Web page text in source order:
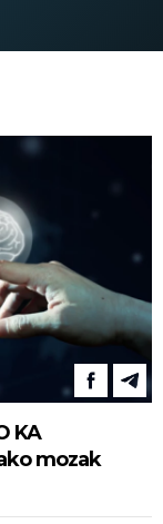
KA
mozak